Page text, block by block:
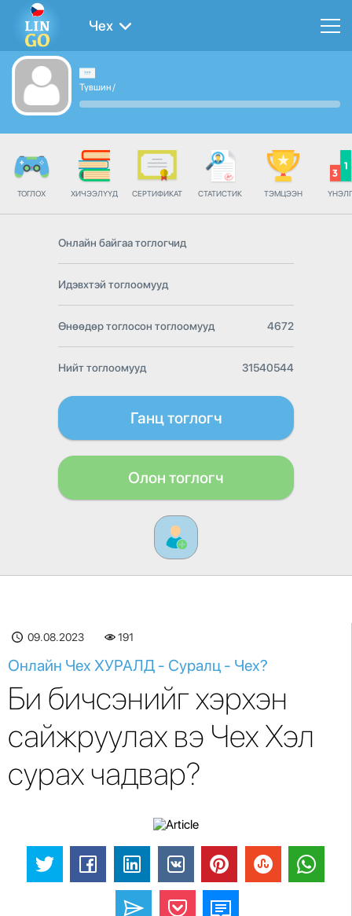
Чех
Түвшин/
ТОГЛОХ ХИЧЭЭЛҮҮД СЕРТИФИКАТ СТАТИСТИК ТЭМЦЭЭН
Онлайн байгаа тоглогчид
Идэвхтэй тоглоомууд
Өнөөдөр тоглосон тоглоомууд 4672
Нийт тоглоомууд 31540544
Ганц тоглогч
Олон тоглогч
09.08.2023 191
Онлайн Чех ХУРАЛД - Суралц - Чех?
Би бичсэнийг хэрхэн
сайжруулах вэ Чех Хэл
сурах чадвар?